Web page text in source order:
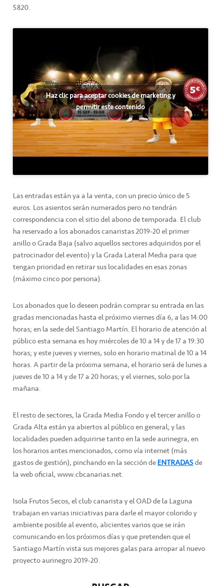
5820.
Haz clic para aceptar cookies de marketing y
permitir este contenido
Las entradas están ya a la venta, con un precio único de 5
euros. Los asientos serán numerados pero no tendrán
correspondencia con el sitio del abono de temporada. El club
ha reservado a los abonados canaristas 2019-20 el primer
anillo o Grada Baja (salvo aquellos sectores adquiridos por el
patrocinador del evento) y la Grada Lateral Media para que
tengan prioridad en retirar sus localidades en esas zonas
(máximo cinco por persona).
Los abonados que lo deseen podrán comprar su entrada en las
gradas mencionadas hasta el próximo viernes día 6, a las 14:00
horas; en la sede del Santiago Martín. El horario de atención al
público esta semana es hoy miércoles de 10 a 14 y de 17 a 19:30
horas; y este jueves y viernes, solo en horario matinal de 10 a 14
horas. A partir de la próxima semana, el horario será de lunes a
jueves de 10 a 14 y de 17 a 20 horas; y el viernes, solo por la
mañana.
El resto de sectores, la Grada Media Fondo y el tercer anillo o
Grada Alta están ya abiertos al público en general; y las
localidades pueden adquirirse tanto en la sede aurinegra, en
los horarios antes mencionados, como vía internet (más
gastos de gestión), pinchando en la sección deENTRADASde
la web oficial, www.cbcanarias.net.
Isola Frutos Secos, el club canarista y el OAD de la Laguna
trabajan en varias iniciativas para darle el mayor colorido y
ambiente posible al evento, alicientes varios que se irán
comunicando en los próximos días y que pretenden que el
Santiago Martín vista sus mejores galas para arropar al nuevo
proyecto aurinegro 2019-20.